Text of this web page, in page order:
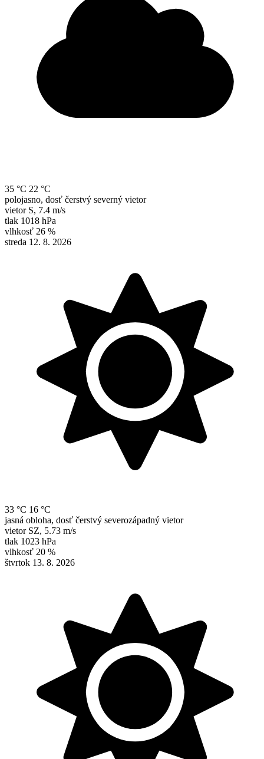
35 °C 22 °C
polojasno, dosť čerstvý severný vietor
vietor S, 7.4 m/s
tlak 1018 hPa
vlhkosť 26 %
streda 12. 8. 2026
33 °C 16 °C
jasná obloha, dosť čerstvý severozápadný vietor
vietor SZ, 5.73 m/s
tlak 1023 hPa
vlhkosť 20 %
štvrtok 13. 8. 2026